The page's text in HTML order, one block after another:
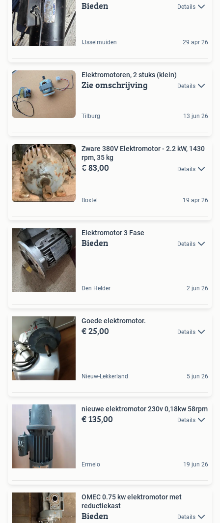
Bieden Details
IJsselmuiden 29 apr 26
Elektromotoren, 2 stuks (klein)
Zie omschrijving Details
Tilburg 13 jun 26
Zware 380V Elektromotor - 2.2 kW, 1430
rpm, 35 kg
€ 83,00 Details
Boxtel 19 apr 26
Elektromotor 3 Fase
Bieden Details
Den Helder 2 jun 26
Goede elektromotor.
€ 25,00 Details
Nieuw-Lekkerland 5 jun 26
nieuwe elektromotor 230v 0,18kw 58rpm
€ 135,00 Details
Ermelo 19 jun 26
OMEC 0.75 kw elektromotor met
reductiekast
Bieden Details